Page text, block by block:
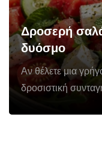
Δροσερή
δυόσμο
Αν θέλετε μια
δροσιστική